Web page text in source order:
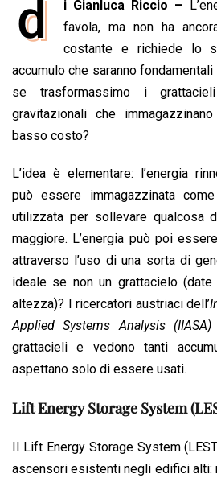
e
o
o
k
a
t
s
A
p
p
n
k
e
d
I
r
e
a
d
s
a
i
l
p
y
L
i
n
k
d i Gianluca Riccio –
favola, ma non ha
costante e richiede lo
accumulo che saranno
se trasformassimo i
gravitazionali che
basso costo?
L’idea è elementare: l’energia
può essere immagazzinata
utilizzata per sollevare qualcosa
maggiore. L’energia può poi
attraverso l’uso di una sorta di
ideale se non un grattacielo
altezza)? I ricercatori austriaci dell’
Applied Systems Analysis (IIASA)
grattacieli e vedono tanti
aspettano solo di essere usati.
Lift Energy Storage System
Il Lift Energy Storage System
ascensori esistenti negli edifici